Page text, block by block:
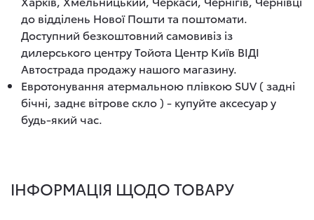
до відділень Нової Пошти та поштомати.
Доступний безкоштовний самовивіз із
дилерського центру Тойота Центр Київ ВІДІ
Автострада продажу нашого магазину.
Евротонування атермальною плівкою SUV ( задні
бічні, заднє вітрове скло ) - купуйте аксесуар у
будь-який час.
ІНФОРМАЦІЯ ЩОДО ТОВАРУ